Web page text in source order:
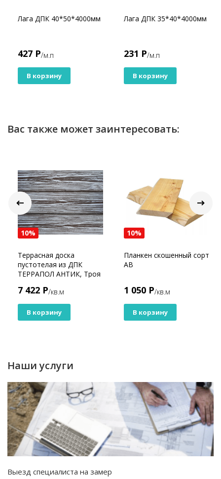
Лага ДПК 40*50*4000мм
427 Р/м.п
В корзину
Лага ДПК 35*40*4000мм
231 Р/м.п
В корзину
Вас также может заинтересовать:
10%
Террасная доска
пустотелая из ДПК
ТЕРРАПОЛ АНТИК, Троя
7 422 Р/кв.м
В корзину
10%
Планкен скошенный сорт
АВ
1 050 Р/кв.м
В корзину
Наши услуги
Выезд специалиста на замер